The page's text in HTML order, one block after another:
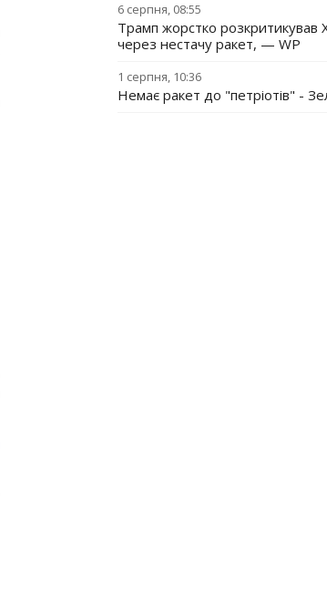
6 серпня, 08:55
Трамп жорстко розкритикував
через нестачу ракет, — WP
1 серпня, 10:36
Немає ракет до "петріотів" -